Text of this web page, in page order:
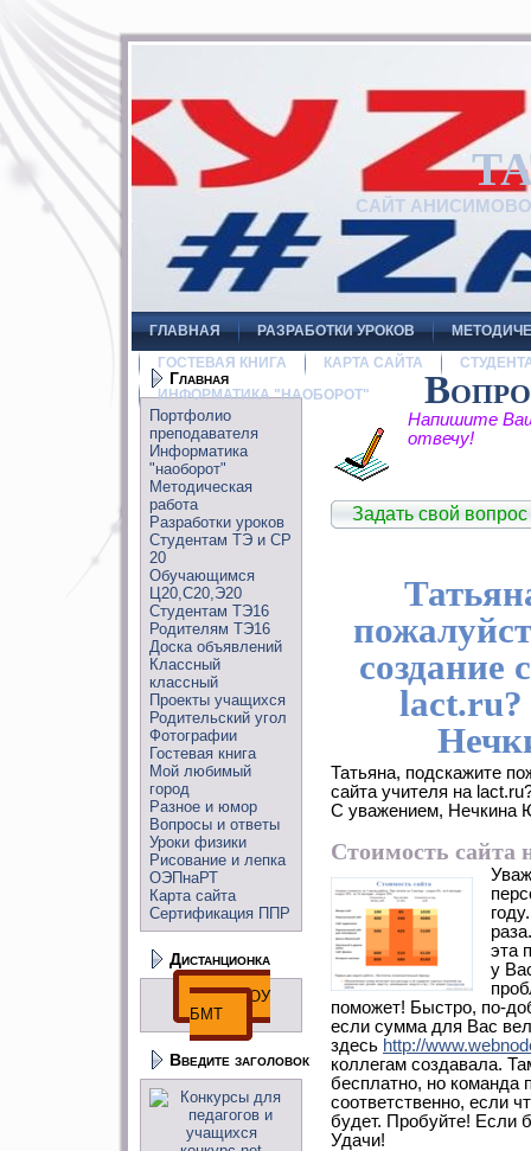
САЙТ
ГЛАВНАЯ РАЗРАБОТКИ УРОКОВ
ГОСТЕВАЯ КНИГА
КАРТА САЙТА
ИНФОРМАТИКА "НАОБОРОТ"
Главная
Портфолио
преподавателя
Информатика
"наоборот"
Методическая
работа
Разработки уроков
Студентам ТЭ и СР
20
Обучающимся
Ц20,С20,Э20
Студентам ТЭ16
Родителям ТЭ16
Доска объявлений
Классный
классный
Проекты учащихся
Родительский угол
Фотографии
Гостевая книга
Мой любимый
город
Разное и юмор
Вопросы и ответы
Уроки физики
Рисование и лепка
ОЭПнаРТ
Карта сайта
Сертификация ППР
Дистанционка
ДО ГПОУ
БМТ
Введите заголовок
Напишите
отвечу!
Задать свой вопрос
создание
Татьяна, подскажите
сайта учителя на
С уважением, Нечкина
Стоимость сайта
эта
у
поможет! Быстро, по-
если сумма для Вас
здесь http://
коллегам создавала.
бесплатно, но команда
соответственно, если
будет. Пробуйте! Если
Удачи!